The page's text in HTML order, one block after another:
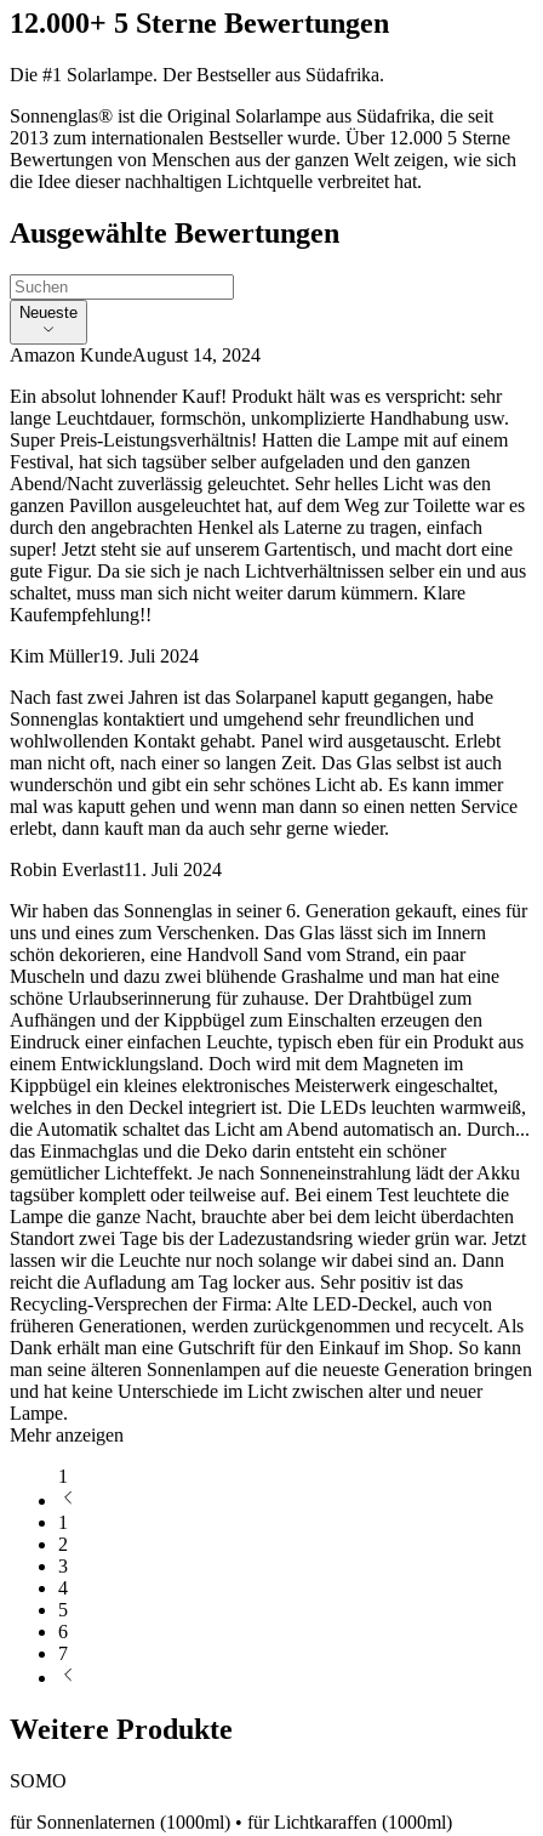
12.000+ 5 Sterne Bewertungen
Die #1 Solarlampe. Der Bestseller aus Südafrika.
Sonnenglas® ist die Original Solarlampe aus Südafrika, die seit
2013 zum internationalen Bestseller wurde. Über 12.000 5 Sterne
Bewertungen von Menschen aus der ganzen Welt zeigen, wie sich
die Idee dieser nachhaltigen Lichtquelle verbreitet hat.
Ausgewählte Bewertungen
Neueste
Amazon KundeAugust 14, 2024
Ein absolut lohnender Kauf! Produkt hält was es verspricht: sehr
lange Leuchtdauer, formschön, unkomplizierte Handhabung usw.
Super Preis-Leistungsverhältnis! Hatten die Lampe mit auf einem
Festival, hat sich tagsüber selber aufgeladen und den ganzen
Abend/Nacht zuverlässig geleuchtet. Sehr helles Licht was den
ganzen Pavillon ausgeleuchtet hat, auf dem Weg zur Toilette war es
durch den angebrachten Henkel als Laterne zu tragen, einfach
super! Jetzt steht sie auf unserem Gartentisch, und macht dort eine
gute Figur. Da sie sich je nach Lichtverhältnissen selber ein und aus
schaltet, muss man sich nicht weiter darum kümmern. Klare
Kaufempfehlung!!
Kim Müller19. Juli 2024
Nach fast zwei Jahren ist das Solarpanel kaputt gegangen, habe
Sonnenglas kontaktiert und umgehend sehr freundlichen und
wohlwollenden Kontakt gehabt. Panel wird ausgetauscht. Erlebt
man nicht oft, nach einer so langen Zeit. Das Glas selbst ist auch
wunderschön und gibt ein sehr schönes Licht ab. Es kann immer
mal was kaputt gehen und wenn man dann so einen netten Service
erlebt, dann kauft man da auch sehr gerne wieder.
Robin Everlast11. Juli 2024
Wir haben das Sonnenglas in seiner 6. Generation gekauft, eines für
uns und eines zum Verschenken. Das Glas lässt sich im Innern
schön dekorieren, eine Handvoll Sand vom Strand, ein paar
Muscheln und dazu zwei blühende Grashalme und man hat eine
schöne Urlaubserinnerung für zuhause. Der Drahtbügel zum
Aufhängen und der Kippbügel zum Einschalten erzeugen den
Eindruck einer einfachen Leuchte, typisch eben für ein Produkt aus
einem Entwicklungsland. Doch wird mit dem Magneten im
Kippbügel ein kleines elektronisches Meisterwerk eingeschaltet,
welches in den Deckel integriert ist. Die LEDs leuchten warmweiß,
die Automatik schaltet das Licht am Abend automatisch an. Durch...
das Einmachglas und die Deko darin entsteht ein schöner
gemütlicher Lichteffekt. Je nach Sonneneinstrahlung lädt der Akku
tagsüber komplett oder teilweise auf. Bei einem Test leuchtete die
Lampe die ganze Nacht, brauchte aber bei dem leicht überdachten
Standort zwei Tage bis der Ladezustandsring wieder grün war. Jetzt
lassen wir die Leuchte nur noch solange wir dabei sind an. Dann
reicht die Aufladung am Tag locker aus. Sehr positiv ist das
Recycling-Versprechen der Firma: Alte LED-Deckel, auch von
früheren Generationen, werden zurückgenommen und recycelt. Als
Dank erhält man eine Gutschrift für den Einkauf im Shop. So kann
man seine älteren Sonnenlampen auf die neueste Generation bringen
und hat keine Unterschiede im Licht zwischen alter und neuer
Lampe.
Mehr anzeigen
1
1
2
3
4
5
6
7
Weitere Produkte
SOMO
für Sonnenlaternen (1000ml) • für Lichtkaraffen (1000ml)